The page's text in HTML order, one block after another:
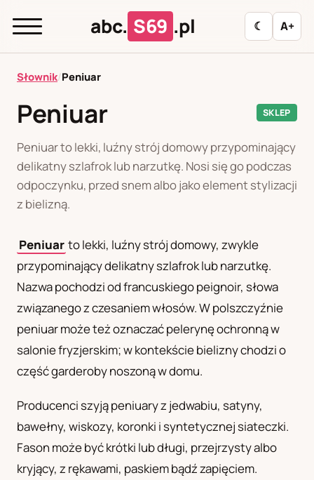
abc. S69 .pl ☾ A+
J
K L M N O P R
S
T
U W Z Ł
Polityka redakcyjna
Polski
RU
Русский
UA
Українська
Słownik/Peniuar
Peniuar SKLEP
Peniuar to lekki, luźny strój domowy przypominający
delikatny szlafrok lub narzutkę. Nosi się go podczas
odpoczynku, przed snem albo jako element stylizacji
z bielizną.
Peniuar to lekki, luźny strój domowy, zwykle
przypominający delikatny szlafrok lub narzutkę.
Nazwa pochodzi od francuskiego peignoir, słowa
związanego z czesaniem włosów. W polszczyźnie
peniuar może też oznaczać pelerynę ochronną w
salonie fryzjerskim; w kontekście bielizny chodzi o
część garderoby noszoną w domu.
Producenci szyją peniuary z jedwabiu, satyny,
bawełny, wiskozy, koronki i syntetycznej siateczki.
Fason może być krótki lub długi, przejrzysty albo
kryjący, z rękawami, paskiem bądź zapięciem.